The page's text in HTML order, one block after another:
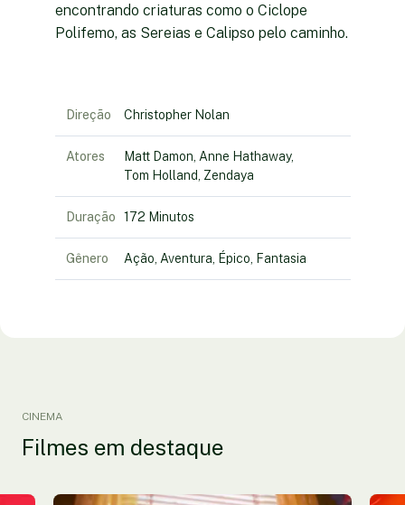
encontrando criaturas como o Ciclope
Polifemo, as Sereias e Calipso pelo caminho.
Direção Christopher Nolan
Atores
Matt Damon, Anne Hathaway,
Tom Holland, Zendaya
Duração 172 Minutos
Gênero Ação, Aventura, Épico, Fantasia
CINEMA
Filmes em destaque